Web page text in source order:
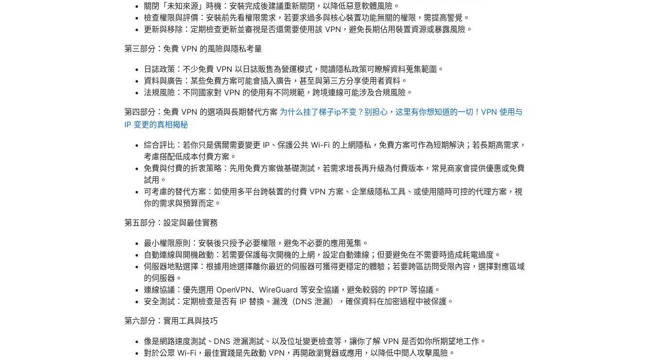
關閉「未知來源」時機：安裝完成後建議重新關閉，以降低惡意軟體風險。
檢查權限與評價：安裝前先看權限需求，若要求過多與核心裝置功能無關的權限，需提高警覺。
更新與移除：定期檢查更新並審視是否還需要使用該 VPN，避免長期佔用裝置資源或暴露風險。
第三部分：免費 VPN 的風險與隱私考量
日誌政策：不少免費 VPN 以日誌販售為營運模式，閱讀隱私政策可瞭解資料蒐集範圍。
資料與廣告：某些免費方案可能會插入廣告，甚至與第三方分享使用者資料。
法規風險：不同國家對 VPN 的使用有不同規範，跨境連線可能涉及合規風險。
第四部分：免費 VPN 的選項與長期替代方案 为什么挂了梯子ip不变？别担心，这里有你想知道的一切！VPN 使用与
IP 变更的真相揭秘
綜合評比：若你只是偶爾需要變更 IP、保護公共 Wi-Fi 的上網隱私，免費方案可作為短期解決；若長期高需求，
考慮搭配低成本付費方案。
免費與付費的折衷策略：先用免費方案做基礎測試，若需求增長再升級為付費版本，常見商家會提供優惠或免費
試用。
可考慮的替代方案：如使用多平台跨裝置的付費 VPN 方案、企業級隱私工具、或使用隨時可控的代理方案，視
你的需求與預算而定。
第五部分：設定與最佳實務
最小權限原則：安裝後只授予必要權限，避免不必要的應用蒐集。
自動連線與開機啟動：若需要保護每次開機的上網，設定自動連線；但要避免在不需要時造成耗電過度。
伺服器地點選擇：根據用途選擇離你最近的伺服器可獲得更穩定的體驗；若要跨區訪問受限內容，選擇對應區域
的伺服器。
連線協議：優先選用 OpenVPN、WireGuard 等安全協議，避免較弱的 PPTP 等協議。
安全測試：定期檢查是否有 IP 替換、漏洩（DNS 泄漏），確保資料在加密過程中被保護。
第六部分：實用工具與技巧
像是網路速度測試、DNS 泄漏測試、以及位址變更檢查等，讓你了解 VPN 是否如你所期望地工作。
對於公眾 Wi-Fi，最佳實踐是先啟動 VPN，再開啟瀏覽器或應用，以降低中間人攻擊風險。